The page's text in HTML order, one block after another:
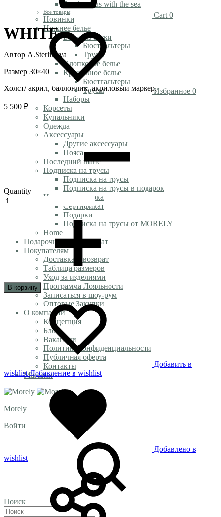
Rendezvous with the sea
Все товары
Новинки
Нижнее белье
Белье из сетки
Бюстгальтеры
Трусы
Хлопковое белье
Кружевное белье
Бюстгальтеры
Трусы
Наборы
Корсеты
Купальники
Одежда
Аксессуары
Другие аксессуары
Пояса
Последний шанс
Подписка на трусы
Подписка на трусы
Подписка на трусы в подарок
Идеи для подарка
Сертификат
Подарки
Подписка на трусы от MORELY
Home
Подарочный сертификат
Покупателям
Доставка и возврат
Таблица размеров
Уход за изделиями
Программа Лояльности
Записаться в шоу-рум
Оптовые Закупки
О компании
Концепция
Блог
Вакансии
Политика конфиденциальности
Публичная оферта
Контакты
Магазин
Morely
Войти
Поиск
Cart 0
Избранное 0
WHITE
Автор A.Sterlikova
Размер 30×40
Холст/ акрил, баллончик, акриловый маркер.
5 500 ₽
Quantity
В корзину
Добавить в
wishlist Добавление в wishlist
Добавлено в
wishlist